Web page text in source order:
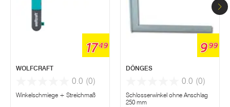
1749
WOLFCRAFT
0.0 (0)
Winkelschmiege + Streichmaß
999
DÖNGES
0.0 (0)
Schlosserwinkel ohne Anschlag
250 mm